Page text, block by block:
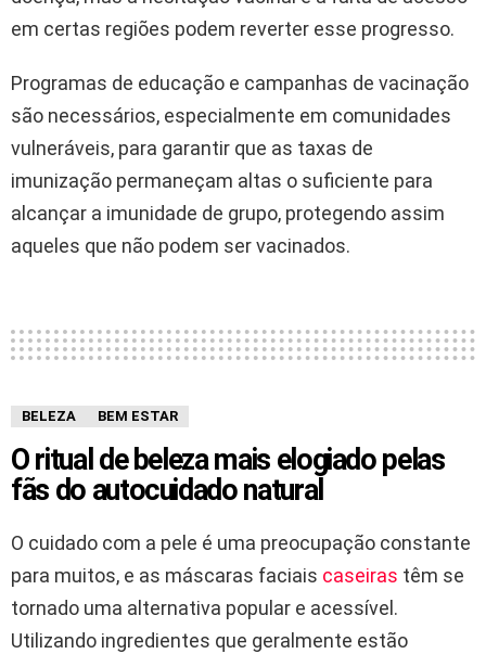
em certas regiões podem reverter esse progresso.
Programas de educação e campanhas de vacinação
são necessários, especialmente em comunidades
vulneráveis, para garantir que as taxas de
imunização permaneçam altas o suficiente para
alcançar a imunidade de grupo, protegendo assim
aqueles que não podem ser vacinados.
BELEZA BEM ESTAR
O ritual de beleza mais elogiado pelas
fãs do autocuidado natural
O cuidado com a pele é uma preocupação constante
para muitos, e as máscaras faciais caseiras têm se
tornado uma alternativa popular e acessível.
Utilizando ingredientes que geralmente estão